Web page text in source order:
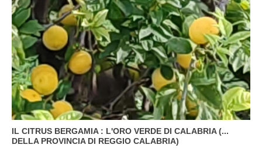
IL CITRUS BERGAMIA : L'ORO VERDE DI CALABRIA (...
DELLA PROVINCIA DI REGGIO CALABRIA)